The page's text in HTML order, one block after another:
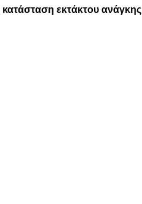
κατάσταση εκτάκτου ανάγκης